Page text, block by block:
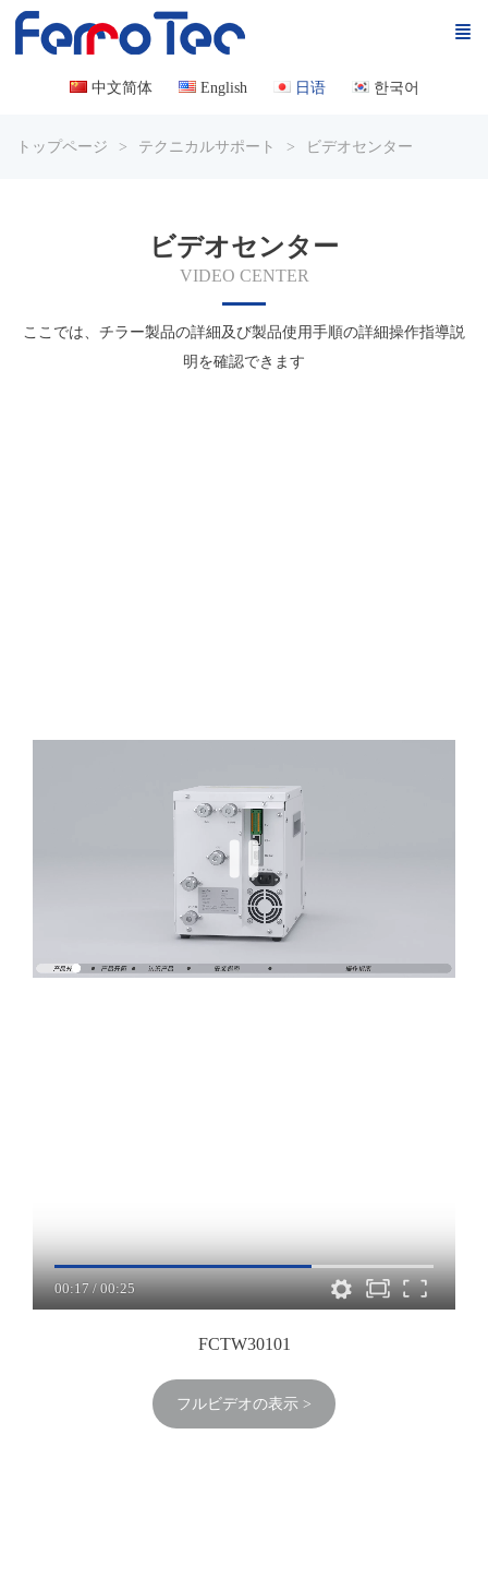
中文简体 English 日语 한국어
トップページ テクニカルサポート ビデオセンター
ビデオセンター
VIDEO CENTER
ここでは、チラー製品の詳細及び製品使用手順の詳細操作指導説
明を確認できます
00:17/00:25
FCTW30101
フルビデオの表示 >